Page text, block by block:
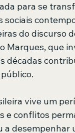
para se
do discurso
Marques, que
décadas
vive um
e conflitos
a